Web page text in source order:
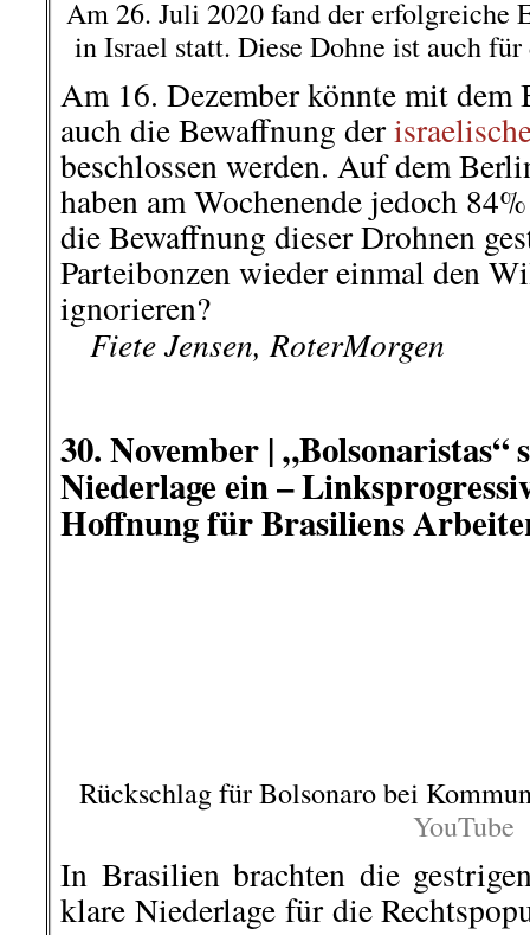
den Kandidaten des Präsidenten
dem Niedergang der
dessen Herz links schlägt eine
Die Linksprogressiven der
wichtigen Sieg errungen.
Mitterechts-Parteien den Sieg
..Filipe Gutschmidtberichtete auf
.
.
30. November |Ein Verbrechen
Karlsruhe: Zum Tag gegen Gewalt
25. November, veranstaltete das
(OF*T) Karlsruhe eine
Schloss hängten sie mit roter
auf und verklebten Plakate in der
feministischen Parolen und
individuelle und strukturelle
..Simon Langeberichtete auf